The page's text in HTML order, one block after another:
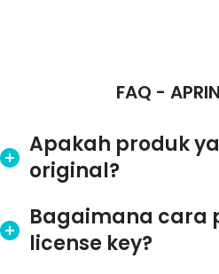
FAQ -
Apakah produk
original?
Bagaimana cara
license key?